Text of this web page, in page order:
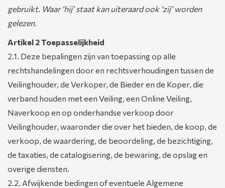
gebruikt. Waar ‘hij’ staat kan uiteraard ook ‘zij’ worden
gelezen.
Artikel 2 Toepasselijkheid
2.1. Deze bepalingen zijn van toepassing op alle
rechtshandelingen door en rechtsverhoudingen tussen de
Veilinghouder, de Verkoper, de Bieder en de Koper, die
verband houden met een Veiling, een Online Veiling,
Naverkoop en op onderhandse verkoop door
Veilinghouder, waaronder die over het bieden, de koop, de
verkoop, de waardering, de beoordeling, de bezichtiging,
de taxaties, de catalogisering, de bewaring, de opslag en
overige diensten.
2.2. Afwijkende bedingen of eventuele Algemene